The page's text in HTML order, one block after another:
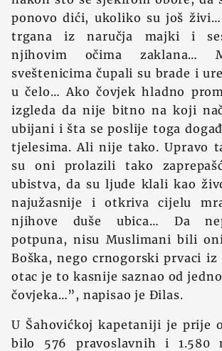
ponovo dići, ukoliko su još živi…
trgana iz naručja majki i
njihovim očima zaklana…
sveštenicima čupali su brade i
u čelo… Ako čovjek hladno
izgleda da nije bitno na koji
ubijani i šta se poslije toga
tjelesima. Ali nije tako. Upravo
su oni prolazili tako
ubistva, da su ljude klali kao
najužasnije i otkriva cijelu
njihove duše ubica… Da
potpuna, nisu Muslimani bili
Boška, nego crnogorski prvaci iz
otac je to kasnije saznao od
čovjeka…”, napisao je Đilas.
U Šahovićkoj kapetaniji je prije
bilo 576 pravoslavnih i 1.580